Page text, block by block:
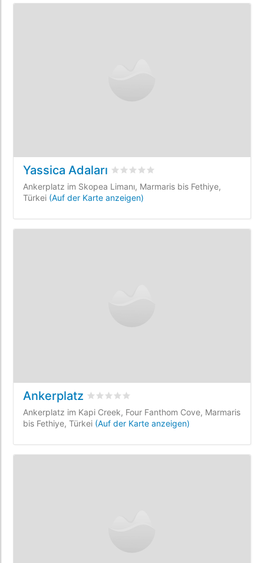
Yassica Adaları bewertet0
Ankerplatz im Skopea Limanı, Marmaris bis Fethiye,
Türkei (Auf der Karte anzeigen)
Ankerplatz bewertet0
Ankerplatz im Kapi Creek, Four Fanthom Cove, Marmaris
bis Fethiye, Türkei (Auf der Karte anzeigen)